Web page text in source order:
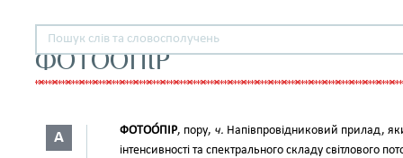
ФОТООПІР
А ФОТОО́ПІР, пору, ч. Напівпровідниковий прилад,
інтенсивності та спектрального складу світлового